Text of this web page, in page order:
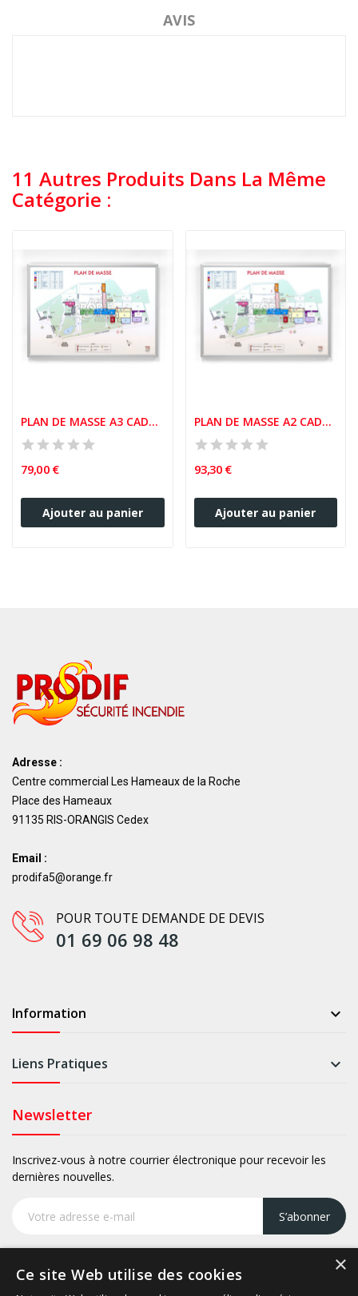
AVIS
11 Autres Produits Dans La Même
Catégorie :
PLAN DE MASSE A3 CADRE ALUMINIUM
79,00 €
Ajouter au panier
PLAN DE MASSE A2 CADRE ALUMINIUM
93,30 €
Ajouter au panier
Adresse :
Centre commercial Les Hameaux de la Roche
Place des Hameaux
91135 RIS-ORANGIS Cedex
Email :
prodifa5@orange.fr
POUR TOUTE DEMANDE DE DEVIS
01 69 06 98 48
Information 
Liens Pratiques 
Newsletter
Inscrivez-vous à notre courrier électronique pour recevoir les
dernières nouvelles.
S’abonner
×
Ce site Web utilise des cookies